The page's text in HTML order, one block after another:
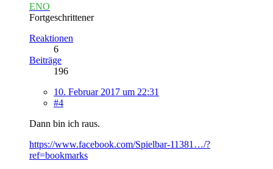
ENO
Fortgeschrittener
Reaktionen
6
Beiträge
196
10. Februar 2017 um 22:31
#4
Dann bin ich raus.
https://www.facebook.com/Spielbar-11381…/?
ref=bookmarks